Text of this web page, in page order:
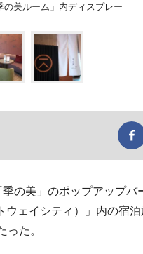
の美ルーム」内ディスプレー
の美」のポップアップバ
ウェイシティ）」内の宿
た。